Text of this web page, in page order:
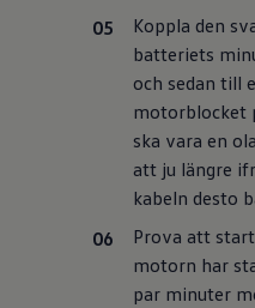
Koppla den
batteriets
och sedan till
motorblocket
ska vara en
att ju längre
kabeln desto
Prova att
motorn har
par minuter